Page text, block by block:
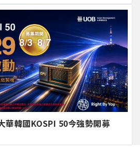
華韓國KOSPI 50今強勢開募